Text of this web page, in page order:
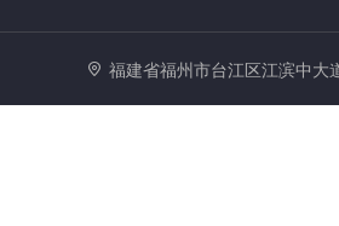
福建省福州市台江区江滨中大